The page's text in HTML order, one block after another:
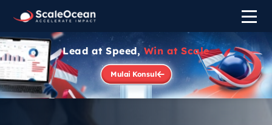
Lead at Speed, Win at Scale
Mulai Konsul